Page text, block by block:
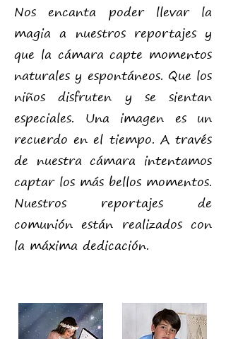
Nos encanta poder llevar la
magia a nuestros reportajes y
que la cámara capte momentos
naturales y espontáneos. Que los
niños disfruten y se sientan
especiales. Una imagen es un
recuerdo en el tiempo. A través
de nuestra cámara intentamos
captar los más bellos momentos.
Nuestros reportajes de
comunión están realizados con
la máxima dedicación.